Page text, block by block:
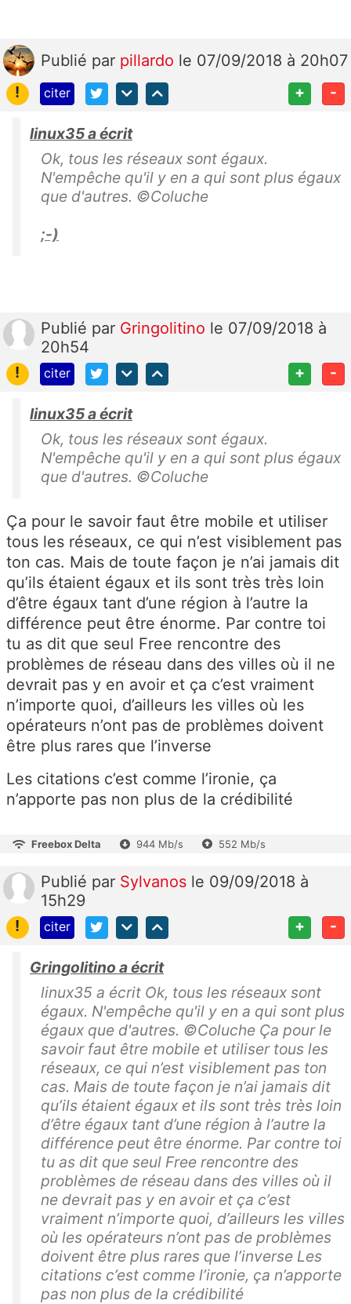
Publié par pillardo le 07/09/2018 à 20h07
!
citer + -
linux35 a écrit
Ok, tous les réseaux sont égaux.
N'empêche qu'il y en a qui sont plus égaux
que d'autres. ©Coluche
;-)
Publié par Gringolitino le 07/09/2018 à
20h54
!
citer + -
linux35 a écrit
Ok, tous les réseaux sont égaux.
N'empêche qu'il y en a qui sont plus égaux
que d'autres. ©Coluche
Ça pour le savoir faut être mobile et utiliser
tous les réseaux, ce qui n’est visiblement pas
ton cas. Mais de toute façon je n’ai jamais dit
qu’ils étaient égaux et ils sont très très loin
d’être égaux tant d’une région à l’autre la
différence peut être énorme. Par contre toi
tu as dit que seul Free rencontre des
problèmes de réseau dans des villes où il ne
devrait pas y en avoir et ça c’est vraiment
n’importe quoi, d’ailleurs les villes où les
opérateurs n’ont pas de problèmes doivent
être plus rares que l’inverse
Les citations c’est comme l’ironie, ça
n’apporte pas non plus de la crédibilité
Freebox Delta 944 Mb/s 552 Mb/s
Publié par Sylvanos le 09/09/2018 à
15h29
!
citer + -
Gringolitino a écrit
linux35 a écrit Ok, tous les réseaux sont
égaux. N'empêche qu'il y en a qui sont plus
égaux que d'autres. ©Coluche Ça pour le
savoir faut être mobile et utiliser tous les
réseaux, ce qui n’est visiblement pas ton
cas. Mais de toute façon je n’ai jamais dit
qu’ils étaient égaux et ils sont très très loin
d’être égaux tant d’une région à l’autre la
différence peut être énorme. Par contre toi
tu as dit que seul Free rencontre des
problèmes de réseau dans des villes où il
ne devrait pas y en avoir et ça c’est
vraiment n’importe quoi, d’ailleurs les villes
où les opérateurs n’ont pas de problèmes
doivent être plus rares que l’inverse Les
citations c’est comme l’ironie, ça n’apporte
pas non plus de la crédibilité